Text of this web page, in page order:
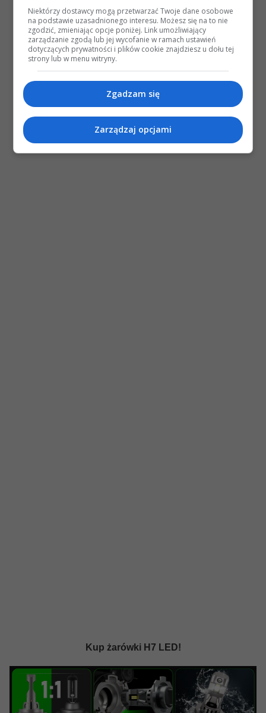
Kup żarówki H7 LED!
Niektórzy dostawcy mogą przetwarzać Twoje dane osobowe
na podstawie uzasadnionego interesu. Możesz się na to nie
zgodzić, zmieniając opcje poniżej. Link umożliwiający
zarządzanie zgodą lub jej wycofanie w ramach ustawień
dotyczących prywatności i plików cookie znajdziesz u dołu tej
strony lub w menu witryny.
Zgadzam się
Zarządzaj opcjami